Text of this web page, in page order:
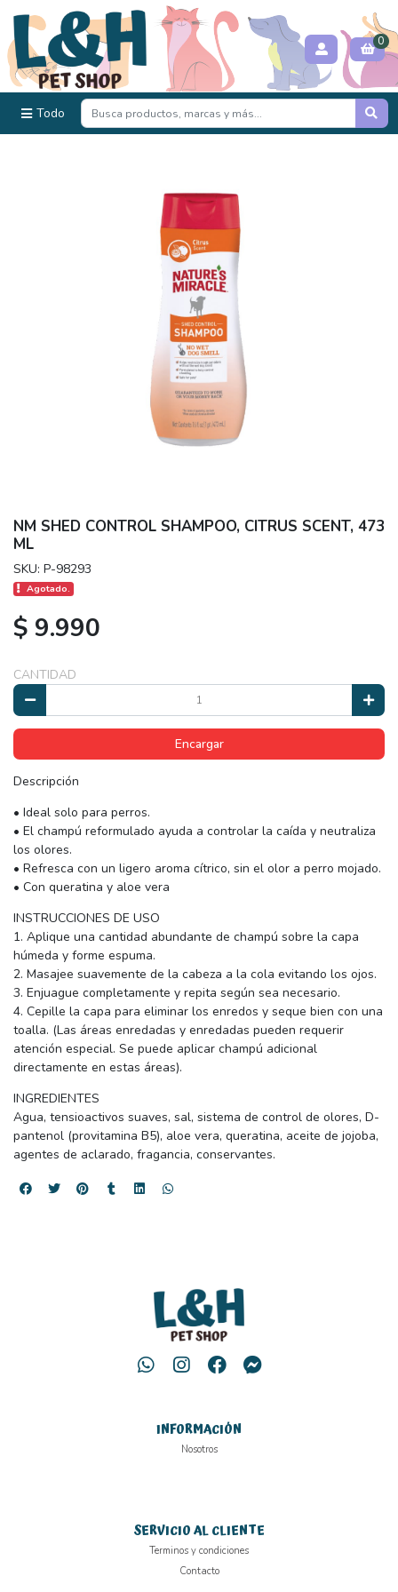
Todo
0
NM SHED CONTROL SHAMPOO, CITRUS SCENT, 473
ML
SKU: P-98293
Agotado.
$ 9.990
CANTIDAD
Encargar
Descripción
• Ideal solo para perros.
• El champú reformulado ayuda a controlar la caída y neutraliza
los olores.
• Refresca con un ligero aroma cítrico, sin el olor a perro mojado.
• Con queratina y aloe vera
INSTRUCCIONES DE USO
1. Aplique una cantidad abundante de champú sobre la capa
húmeda y forme espuma.
2. Masajee suavemente de la cabeza a la cola evitando los ojos.
3. Enjuague completamente y repita según sea necesario.
4. Cepille la capa para eliminar los enredos y seque bien con una
toalla. (Las áreas enredadas y enredadas pueden requerir
atención especial. Se puede aplicar champú adicional
directamente en estas áreas).
INGREDIENTES
Agua, tensioactivos suaves, sal, sistema de control de olores, D-
pantenol (provitamina B5), aloe vera, queratina, aceite de jojoba,
agentes de aclarado, fragancia, conservantes.
INFORMACIÓN
Nosotros
SERVICIO AL CLIENTE
Terminos y condiciones
Contacto